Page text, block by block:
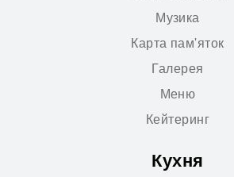
Музика
Карта пам'яток
Галерея
Меню
Кейтеринг
Кухня